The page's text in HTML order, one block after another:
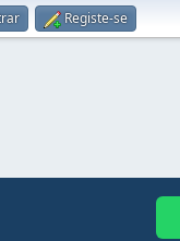
Registe-se